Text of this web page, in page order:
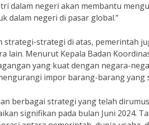
dalam negeri akan membantu
dalam negeri di pasar global.”
strategi-strategi di atas, pemerintah
lain. Menurut Kepala Badan
yang kuat dengan negara-
impor barang-barang yang
berbagai strategi yang telah
signifikan pada bulan Juni 2024.